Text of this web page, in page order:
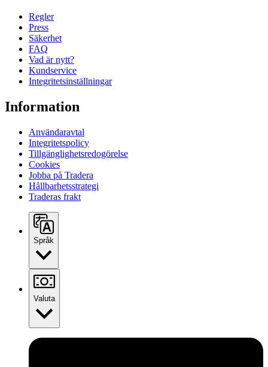
Regler
Press
Säkerhet
FAQ
Vad är nytt?
Kundservice
Integritetsinställningar
Information
Användaravtal
Integritetspolicy
Tillgänglighetsredogörelse
Cookies
Jobba på Tradera
Hållbarhetsstrategi
Traderas frakt
Språk
Valuta